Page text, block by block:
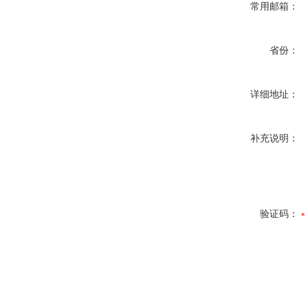
常用邮箱：
省份：
详细地址：
补充说明：
验证码：